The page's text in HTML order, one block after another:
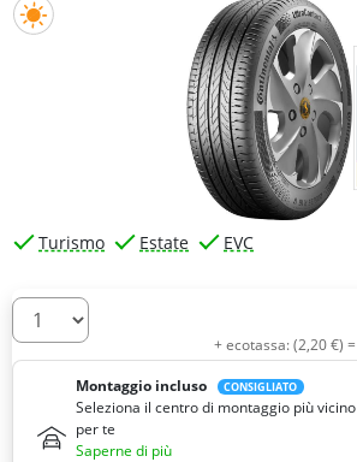
Turismo Estate EVC
Quantità
+ ecotassa: (2,20€) =
Montaggio incluso
CONSIGLIATO
Seleziona il centro di montaggio più
per te
Saperne di più